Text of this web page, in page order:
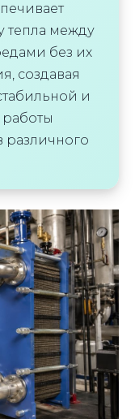
тепла между
без их
создавая
и
различного